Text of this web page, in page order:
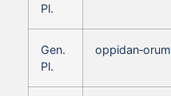
Pl.
Gen.
Pl.
oppidan‑orum